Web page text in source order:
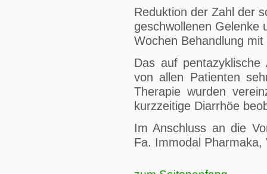
Reduktion der Zahl der
geschwollenen Gelenke
Wochen Behandlung
Das auf pentazyklische
von allen Patienten
Therapie wurden
kurzzeitige Diarrhöe
Im Anschluss an die
Fa. Immodal Pharmaka,